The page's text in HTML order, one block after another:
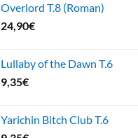
Overlord T.8 (Roman)
24,90€
Lullaby of the Dawn T.6
9,35€
Yarichin Bitch Club T.6